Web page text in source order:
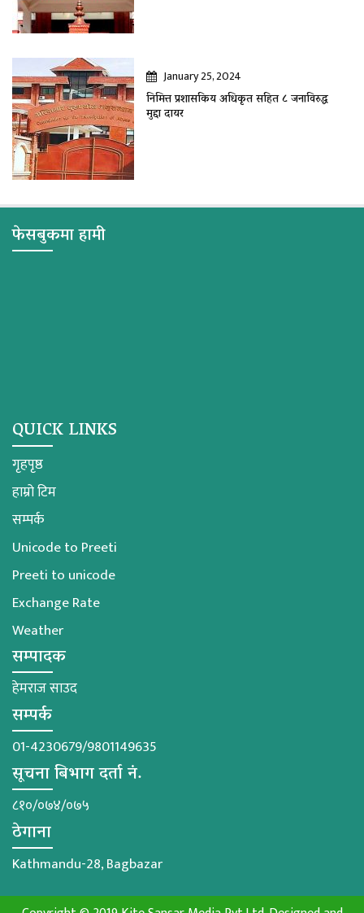
January 25, 2024
निमित्त प्रशासकिय अधिकृत सहित ८ जनाविरुद्ध
मुद्दा दायर
फेसबुकमा हामी
QUICK LINKS
गृहपृष्ठ
हाम्रो टिम
सम्पर्क
Unicode to Preeti
Preeti to unicode
Exchange Rate
Weather
सम्पादक
हेमराज साउद
सम्पर्क
01-4230679/9801149635
सूचना बिभाग दर्ता नं.
८१०/०७४/०७५
ठेगाना
Kathmandu-28, Bagbazar